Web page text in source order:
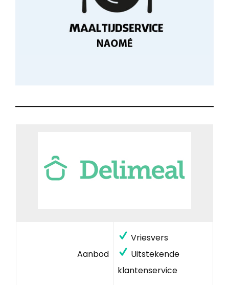
Aanbod
Vriesvers
Uitstekende
klantenservice